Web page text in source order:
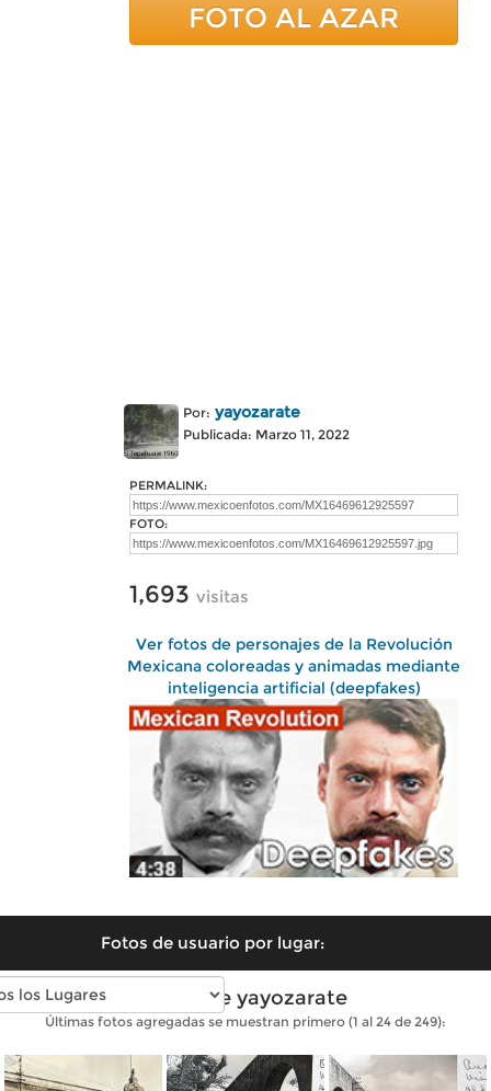
FOTO AL AZAR
Por: yayozarate
Publicada: Marzo 11, 2022
PERMALINK:
FOTO:
1,693 visitas
Ver fotos de personajes de la Revolución
Mexicana coloreadas y animadas mediante
inteligencia artificial (deepfakes)
Fotos de usuario por lugar:
Fotos de yayozarate
Últimas fotos agregadas se muestran primero (1 al 24 de 249):